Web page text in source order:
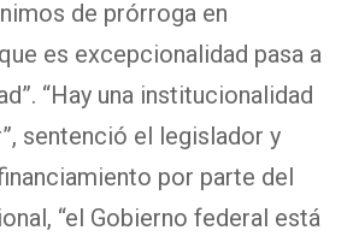
de prórroga en
es excepcionalidad pasa a
“Hay una institucionalidad
sentenció el legislador y
por parte del
“el Gobierno federal está